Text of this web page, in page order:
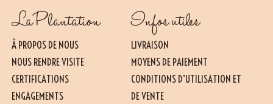
La Plantation
À PROPOS DE NOUS
NOUS RENDRE VISITE
CERTIFICATIONS
ENGAGEMENTS
Infos utiles
LIVRAISON
MOYENS DE PAIEMENT
CONDITIONS D’UTILISATION ET
DE VENTE